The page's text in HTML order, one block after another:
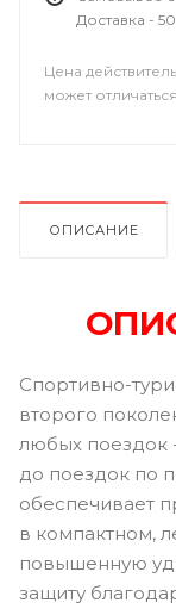
Доставка -
Цена
может
ОПИСАНИЕ
Спортивно-
второго
любых поездок
до поездок по
обеспечивает
в компактном,
повышенную
защиту